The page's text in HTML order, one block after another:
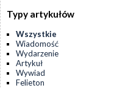
Typy artykułów
Wszystkie
Wiadomość
Wydarzenie
Artykuł
Wywiad
Felieton